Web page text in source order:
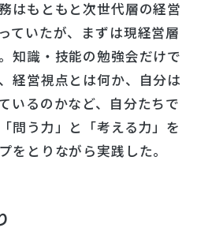
はもともと次世代層の経営
ていたが、まずは現経営層
知識・技能の勉強会だけで
経営視点とは何か、自分は
いるのかなど、自分たちで
問う力」と「考える力」を
をとりながら実践した。